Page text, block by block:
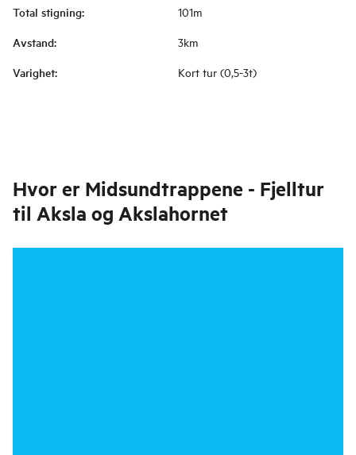
Total stigning: 101m
Avstand: 3km
Varighet: Kort tur (0,5-3t)
Hvor er Midsundtrappene - Fjelltur
til Aksla og Akslahornet